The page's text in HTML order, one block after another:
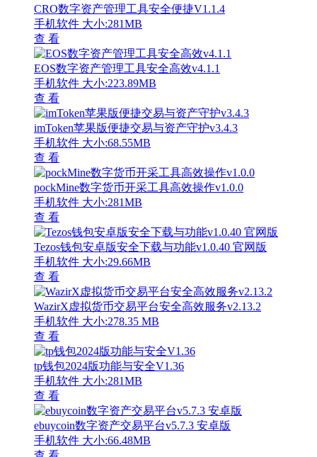
CRO数字资产管理工具安全便捷V1.1.4
手机软件 大小:281MB
查 看
EOS数字资产管理工具安全高效v4.1.1
手机软件 大小:223.89MB
查 看
imToken苹果版便捷交易与资产守护v3.4.3
手机软件 大小:68.55MB
查 看
pockMine数字货币开采工具高效操作v1.0.0
手机软件 大小:281MB
查 看
Tezos钱包安卓版安全下载与功能v1.0.40 官网版
手机软件 大小:29.66MB
查 看
WazirX虚拟货币交易平台安全高效服务v2.13.2
手机软件 大小:278.35 MB
查 看
tp钱包2024版功能与安全V1.36
手机软件 大小:281MB
查 看
ebuycoin数字资产交易平台v5.7.3 安卓版
手机软件 大小:66.48MB